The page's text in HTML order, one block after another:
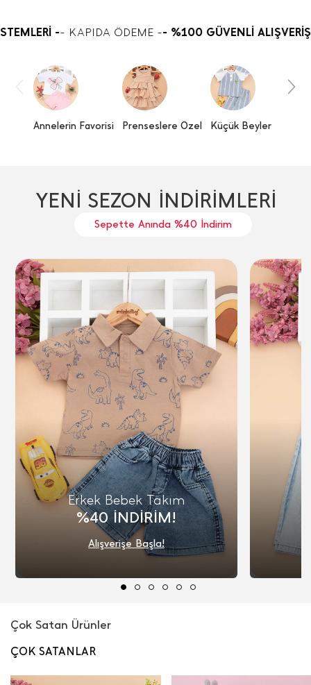
- %100 GÜVENLİ ALIŞVERİŞ - - GÜVENLİ ÖDEME
Annelerin Favorisi Prenseslere Özel Küçük Beyler
YENİ SEZON İNDİRİMLERİ
Sepette Anında %40 İndirim
Erkek Bebek Takım
%40 İNDİRİM!
Alışverişe Başla!
Çok Satan Ürünler
ÇOK SATANLAR